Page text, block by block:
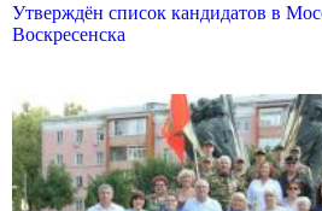
Утверждён список кандидатов в
Воскресенска